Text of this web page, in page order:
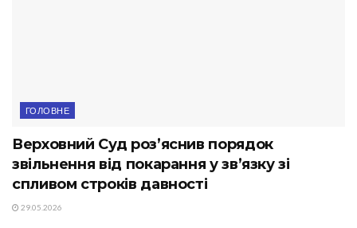
ГОЛОВНЕ
Верховний Суд роз’яснив порядок
звільнення від покарання у зв’язку зі
спливом строків давності
29.05.2026